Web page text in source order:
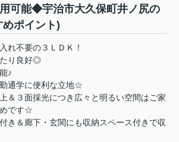
可能◆宇治市大久保町井ノ尻の
ポイント)
れ不要の３ＬＤＫ！
り良好◎
♪
通学に便利な立地☆
＆３面採光につき広々と明るい空間はご家
です☆
き＆廊下・玄関にも収納スペース付きで収